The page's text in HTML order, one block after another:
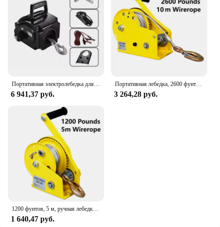
6 941,37 руб.
Портативная лебедка, 2600 фунтов, 10 м, 3 м/мин
3 264,28 руб.
1200 фунтов, 5 м, ручная лебедка, двунаправленная самоблокирующаяся маленькая Портативная лебедка, ручная лебедка, лебедка, кран
1 640,47 руб.